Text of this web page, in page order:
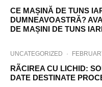
CE MAȘINĂ DE TUNS
DUMNEAVOASTRĂ?
DE MAȘINI DE TUNS
UNCATEGORIZED ·
RÃCIREA CU LICHID:
DATE DESTINATE